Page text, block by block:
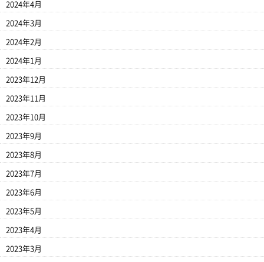
2024年4月
2024年3月
2024年2月
2024年1月
2023年12月
2023年11月
2023年10月
2023年9月
2023年8月
2023年7月
2023年6月
2023年5月
2023年4月
2023年3月